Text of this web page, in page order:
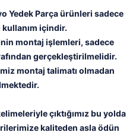
Yedek Parça ürünleri sadece
içindir.
montaj işlemleri, sadece
gerçekleştirilmelidir.
montaj talimatı olmadan
çıktığımız bu yolda
kaliteden asla ödün